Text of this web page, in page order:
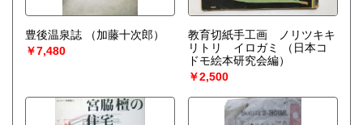
豊後温泉誌
（加藤十次郎）
￥7,480
教育切紙手工画 ノリツキキ
リトリ イロガミ
（日本コ
ドモ絵本研究会編）
￥2,500